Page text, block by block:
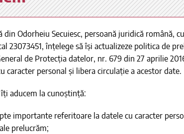
Odorheiu Secuiesc, persoană juridică română,
23073451, înțelege să își actualizeze politica de
de Protecția datelor, nr. 679 din 27 aprilie
caracter personal și libera circulație a acestor date.
aducem la cunoștință:
importante referitoare la datele cu caracter
prelucrăm;